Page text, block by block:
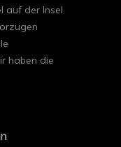
auf der Insel
haben die